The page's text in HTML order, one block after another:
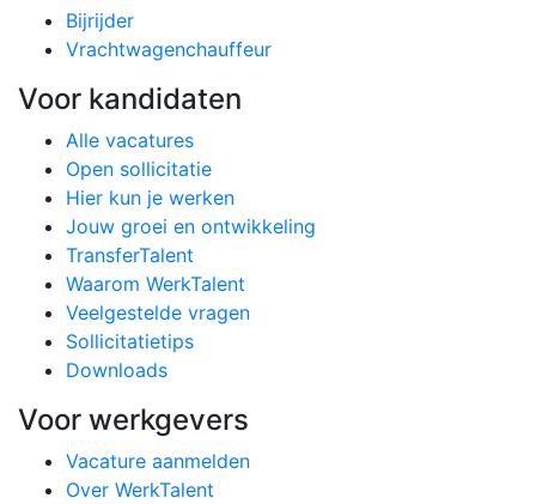
Bijrijder
Vrachtwagenchauffeur
Voor kandidaten
Alle vacatures
Open sollicitatie
Hier kun je werken
Jouw groei en ontwikkeling
TransferTalent
Waarom WerkTalent
Veelgestelde vragen
Sollicitatietips
Downloads
Voor werkgevers
Vacature aanmelden
Over WerkTalent